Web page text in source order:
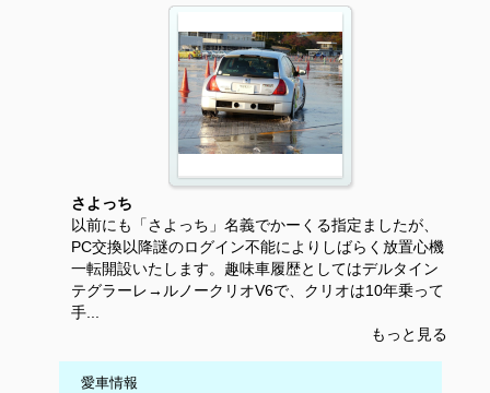
さよっち
以前にも「さよっち」名義でかーくる指定ましたが、
PC交換以降謎のログイン不能によりしばらく放置心機
一転開設いたします。趣味車履歴としてはデルタイン
テグラーレ→ルノークリオV6で、クリオは10年乗って
手...
もっと見る
愛車情報